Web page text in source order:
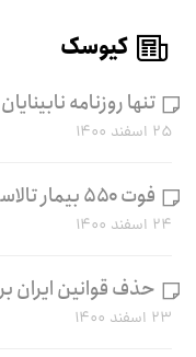
کیوسک
تنها روزنامه
۲۵ اسفند ۱۴۰۰
فوت ۵۵۰ بیمار تالاسمی در سه سال اخیر
۲۴ اسفند ۱۴۰۰
حذف قوانین ایران
۲۳ اسفند ۱۴۰۰